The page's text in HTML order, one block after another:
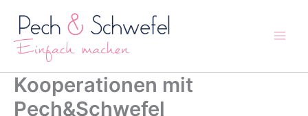
Inhalt
springen
Kooperationen mit
Pech&Schwefel